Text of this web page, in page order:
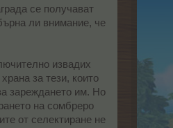
се получават
ли внимание, че
извадих
за тези, които
зареждането им. Но
на сомбреро
от селектиране не